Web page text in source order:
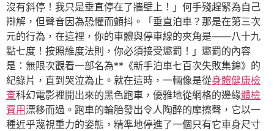
沒有斜停！我只是垂直停在了牆壁上！」何手殘趕緊為自己
辯解，但聲音因為恐懼而顫抖。「垂直泊車？那是在第三次
元的行為，在這裡，你的車體與停車線的夾角是——八十九
點七度！按照維度法則，你必須接受懲罰！」懲罰的內容
是：無限次觀看一部名為**《新手泊車七百次失敗集錦》的
紀錄片，直到哭泣為止。就在這時，一輛像是從身體健康檢
查科幻電影裡開出來的黑色跑車，優雅地從網格的邊緣體檢
費用漂移而過。跑車的輪胎發出令人陶醉的摩擦聲，它以一
種近乎蔑視重力的姿態，精準地停進了一個只有它車身尺寸